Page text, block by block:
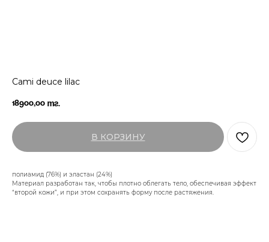
Cami deuce lilac
18900,00 тг.
В КОРЗИНУ
полиамид (76%) и эластан (24%)
Материал разработан так, чтобы плотно облегать тело, обеспечивая эффект
“второй кожи”, и при этом сохранять форму после растяжения.